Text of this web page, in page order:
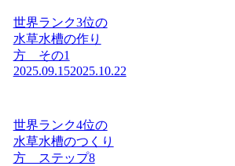
世界ランク3位の
水草水槽の作り
方 その1
2025.09.152025.10.22
世界ランク4位の
水草水槽のつくり
方 ステップ8